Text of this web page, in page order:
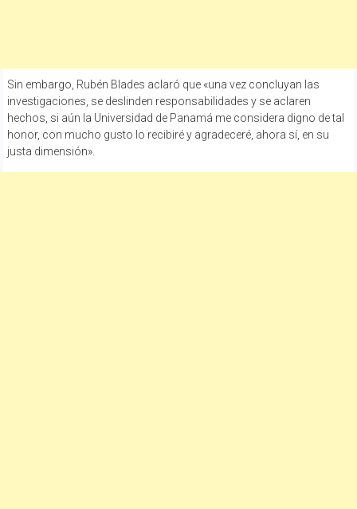
Sin embargo, Rubén Blades aclaró que «una vez concluyan las
investigaciones, se deslinden responsabilidades y se aclaren
hechos, si aún la Universidad de Panamá me considera digno de tal
honor, con mucho gusto lo recibiré y agradeceré, ahora sí, en su
justa dimensión».